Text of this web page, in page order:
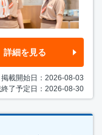
詳細を見る
掲載開始日：2026-08-03
了予定日：2026-08-30